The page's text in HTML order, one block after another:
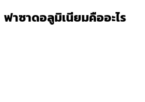
ฟาซาดอลูมิเนียมคืออะไร